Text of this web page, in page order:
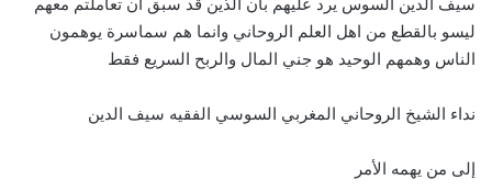
ليسو بالقطع من اهل العلم الروحاني وانما هم سماسرة يوهمون
الناس وهمهم الوحيد هو جني المال والربح السريع فقط
نداء الشيخ الروحاني المغربي السوسي الفقيه سيف الدين
إلى من يهمه الأمر